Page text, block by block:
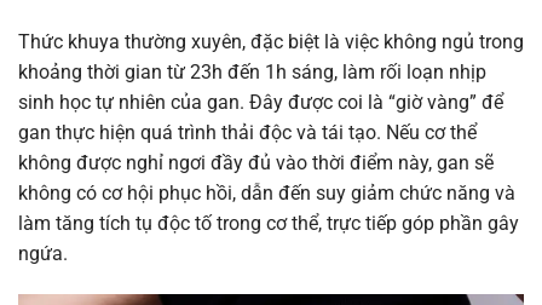
Thức khuya thường xuyên, đặc biệt là việc không ngủ trong
khoảng thời gian từ 23h đến 1h sáng, làm rối loạn nhịp
sinh học tự nhiên của gan. Đây được coi là “giờ vàng” để
gan thực hiện quá trình thải độc và tái tạo. Nếu cơ thể
không được nghỉ ngơi đầy đủ vào thời điểm này, gan sẽ
không có cơ hội phục hồi, dẫn đến suy giảm chức năng và
làm tăng tích tụ độc tố trong cơ thể, trực tiếp góp phần gây
ngứa.